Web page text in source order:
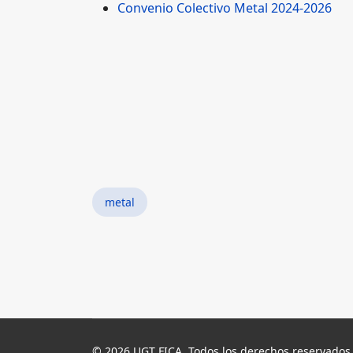
Convenio Colectivo Metal 2024-2026
metal